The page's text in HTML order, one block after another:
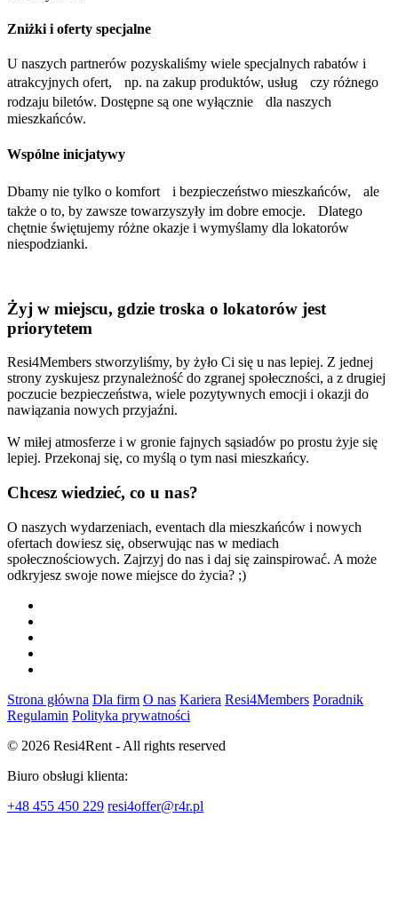
Zniżki i oferty specjalne
U naszych partnerów pozyskaliśmy wiele specjalnych rabatów i
atrakcyjnych ofert, np. na zakup produktów, usług czy różnego
rodzaju biletów. Dostępne są one wyłącznie dla naszych
mieszkańców.
Wspólne inicjatywy
Dbamy nie tylko o komfort i bezpieczeństwo mieszkańców, ale
także o to, by zawsze towarzyszyły im dobre emocje. Dlatego
chętnie świętujemy różne okazje i wymyślamy dla lokatorów
niespodzianki.
Żyj w miejscu, gdzie troska o lokatorów jest
priorytetem
Resi4Members stworzyliśmy, by żyło Ci się u nas lepiej. Z jednej
strony zyskujesz przynależność do zgranej społeczności, a z drugiej
poczucie bezpieczeństwa, wiele pozytywnych emocji i okazji do
nawiązania nowych przyjaźni.
W miłej atmosferze i w gronie fajnych sąsiadów po prostu żyje się
lepiej. Przekonaj się, co myślą o tym nasi mieszkańcy.
Chcesz wiedzieć, co u nas?
O naszych wydarzeniach, eventach dla mieszkańców i nowych
ofertach dowiesz się, obserwując nas w mediach
społecznościowych. Zajrzyj do nas i daj się zainspirować. A może
odkryjesz swoje nowe miejsce do życia? ;)
Strona główna Dla firm O nas Kariera Resi4Members Poradnik
Regulamin Polityka prywatności
© 2026 Resi4Rent - All rights reserved
Biuro obsługi klienta:
+48 455 450 229 resi4offer@r4r.pl